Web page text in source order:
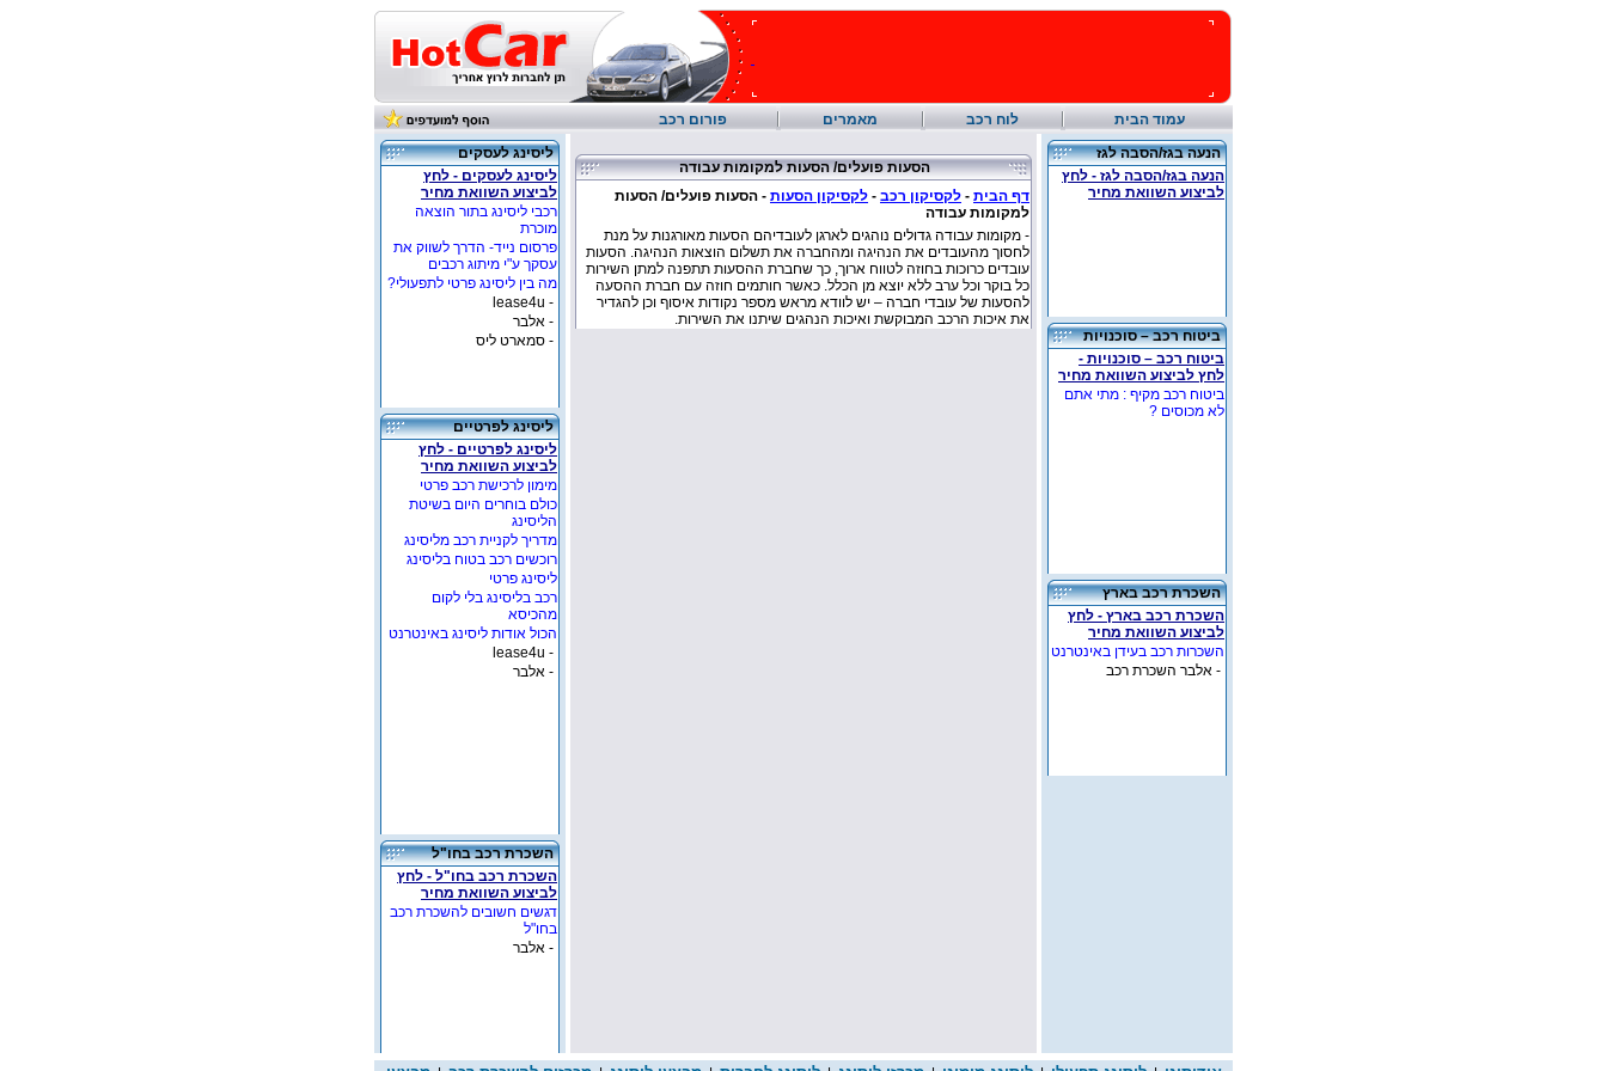
עמוד הבית לוח רכב מאמרים
פורום רכב
הנעה בגז/הסבה לגז
הנעה בגז/הסבה לגז - לחץ
לביצוע השוואת מחיר
ביטוח רכב – סוכנויות
ביטוח רכב – סוכנויות -
לחץ לביצוע השוואת מחיר
ביטוח רכב מקיף : מתי אתם
לא מכוסים ?
השכרת רכב בארץ
השכרת רכב בארץ - לחץ
לביצוע השוואת מחיר
השכרות רכב בעידן באינטרנט
- אלבר השכרת רכב
הסעות פועלים/ הסעות למקומות עבודה
דף הבית - לקסיקון רכב - לקסיקון הסעות - הסעות פועלים/ הסעות
למקומות עבודה
- מקומות עבודה גדולים נוהגים לארגן לעובדיהם הסעות מאורגנות על מנת
לחסוך מהעובדים את הנהיגה ומהחברה את תשלום הוצאות הנהיגה. הסעות
עובדים כרוכות בחוזה לטווח ארוך, כך שחברת ההסעות תתפנה למתן השירות
כל בוקר וכל ערב ללא יוצא מן הכלל. כאשר חותמים חוזה עם חברת ההסעה
להסעות של עובדי חברה – יש לוודא מראש מספר נקודות איסוף וכן להגדיר
את איכות הרכב המבוקשת ואיכות הנהגים שיתנו את השירות.
ליסינג לעסקים
ליסינג לעסקים - לחץ
לביצוע השוואת מחיר
רכבי ליסינג בתור הוצאה
מוכרת
פרסום נייד- הדרך לשווק את
עסקך ע"י מיתוג רכבים
מה בין ליסינג פרטי לתפעולי?
- lease4u
- אלבר
- סמארט ליס
ליסינג לפרטיים
ליסינג לפרטיים - לחץ
לביצוע השוואת מחיר
מימון לרכישת רכב פרטי
כולם בוחרים היום בשיטת
הליסינג
מדריך לקניית רכב מליסינג
רוכשים רכב בטוח בליסינג
ליסינג פרטי
רכב בליסינג בלי לקום
מהכיסא
הכול אודות ליסינג באינטרנט
- lease4u
- אלבר
השכרת רכב בחו"ל
השכרת רכב בחו"ל - לחץ
לביצוע השוואת מחיר
דגשים חשובים להשכרת רכב
בחו"ל
- אלבר